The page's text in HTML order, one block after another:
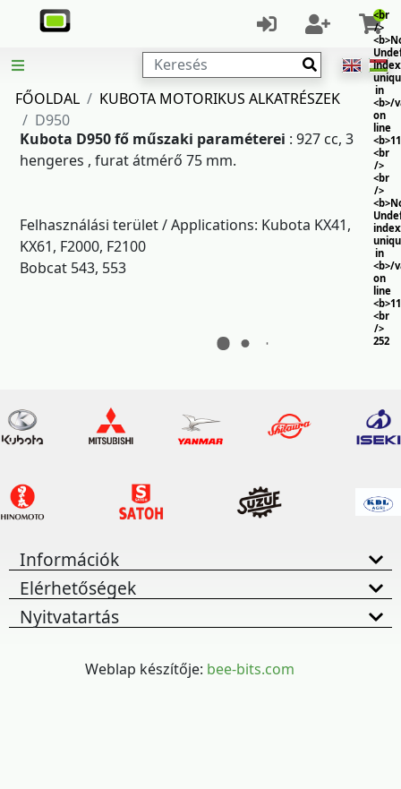
<br
/>
in
<b>/
on
line
<br
/>
<br
/>
in
<b>/
on
line
<br
/>
252
Keresés
FŐOLDAL
KUBOTA MOTORIKUS ALKATRÉSZEK
D950
Kubota D950 fő műszaki paraméterei : 927 cc, 3
hengeres , furat átmérő 75 mm.
Felhasználási terület / Applications: Kubota KX41,
KX61, F2000, F2100
Bobcat 543, 553
Információk
Elérhetőségek
Nyitvatartás
Weblap készítője: bee-bits.com